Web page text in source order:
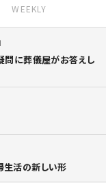
WEEKLY
問に葬儀屋がお答えし
生活の新しい形